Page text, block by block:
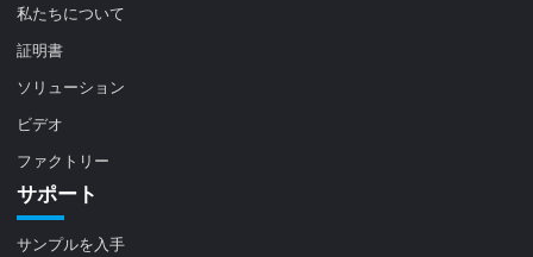
私たちについて
証明書
ソリューション
ビデオ
ファクトリー
サポート
サンプルを入手